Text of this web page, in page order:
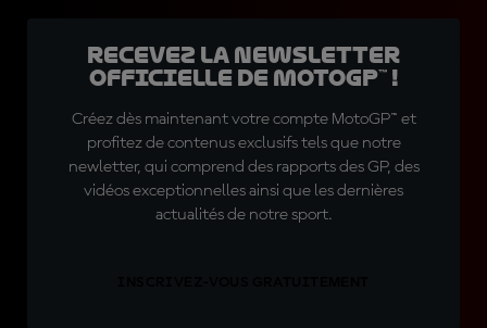
Recevez la Newsletter
officielle de MotoGP™ !
Créez dès maintenant votre compte MotoGP™ et
profitez de contenus exclusifs tels que notre
newletter, qui comprend des rapports des GP, des
vidéos exceptionnelles ainsi que les dernières
actualités de notre sport.